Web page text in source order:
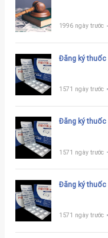
1996 ngày trước
Đăng ký
1571 ngày trước
Đăng ký
1571 ngày trước
Đăng ký
1571 ngày trước